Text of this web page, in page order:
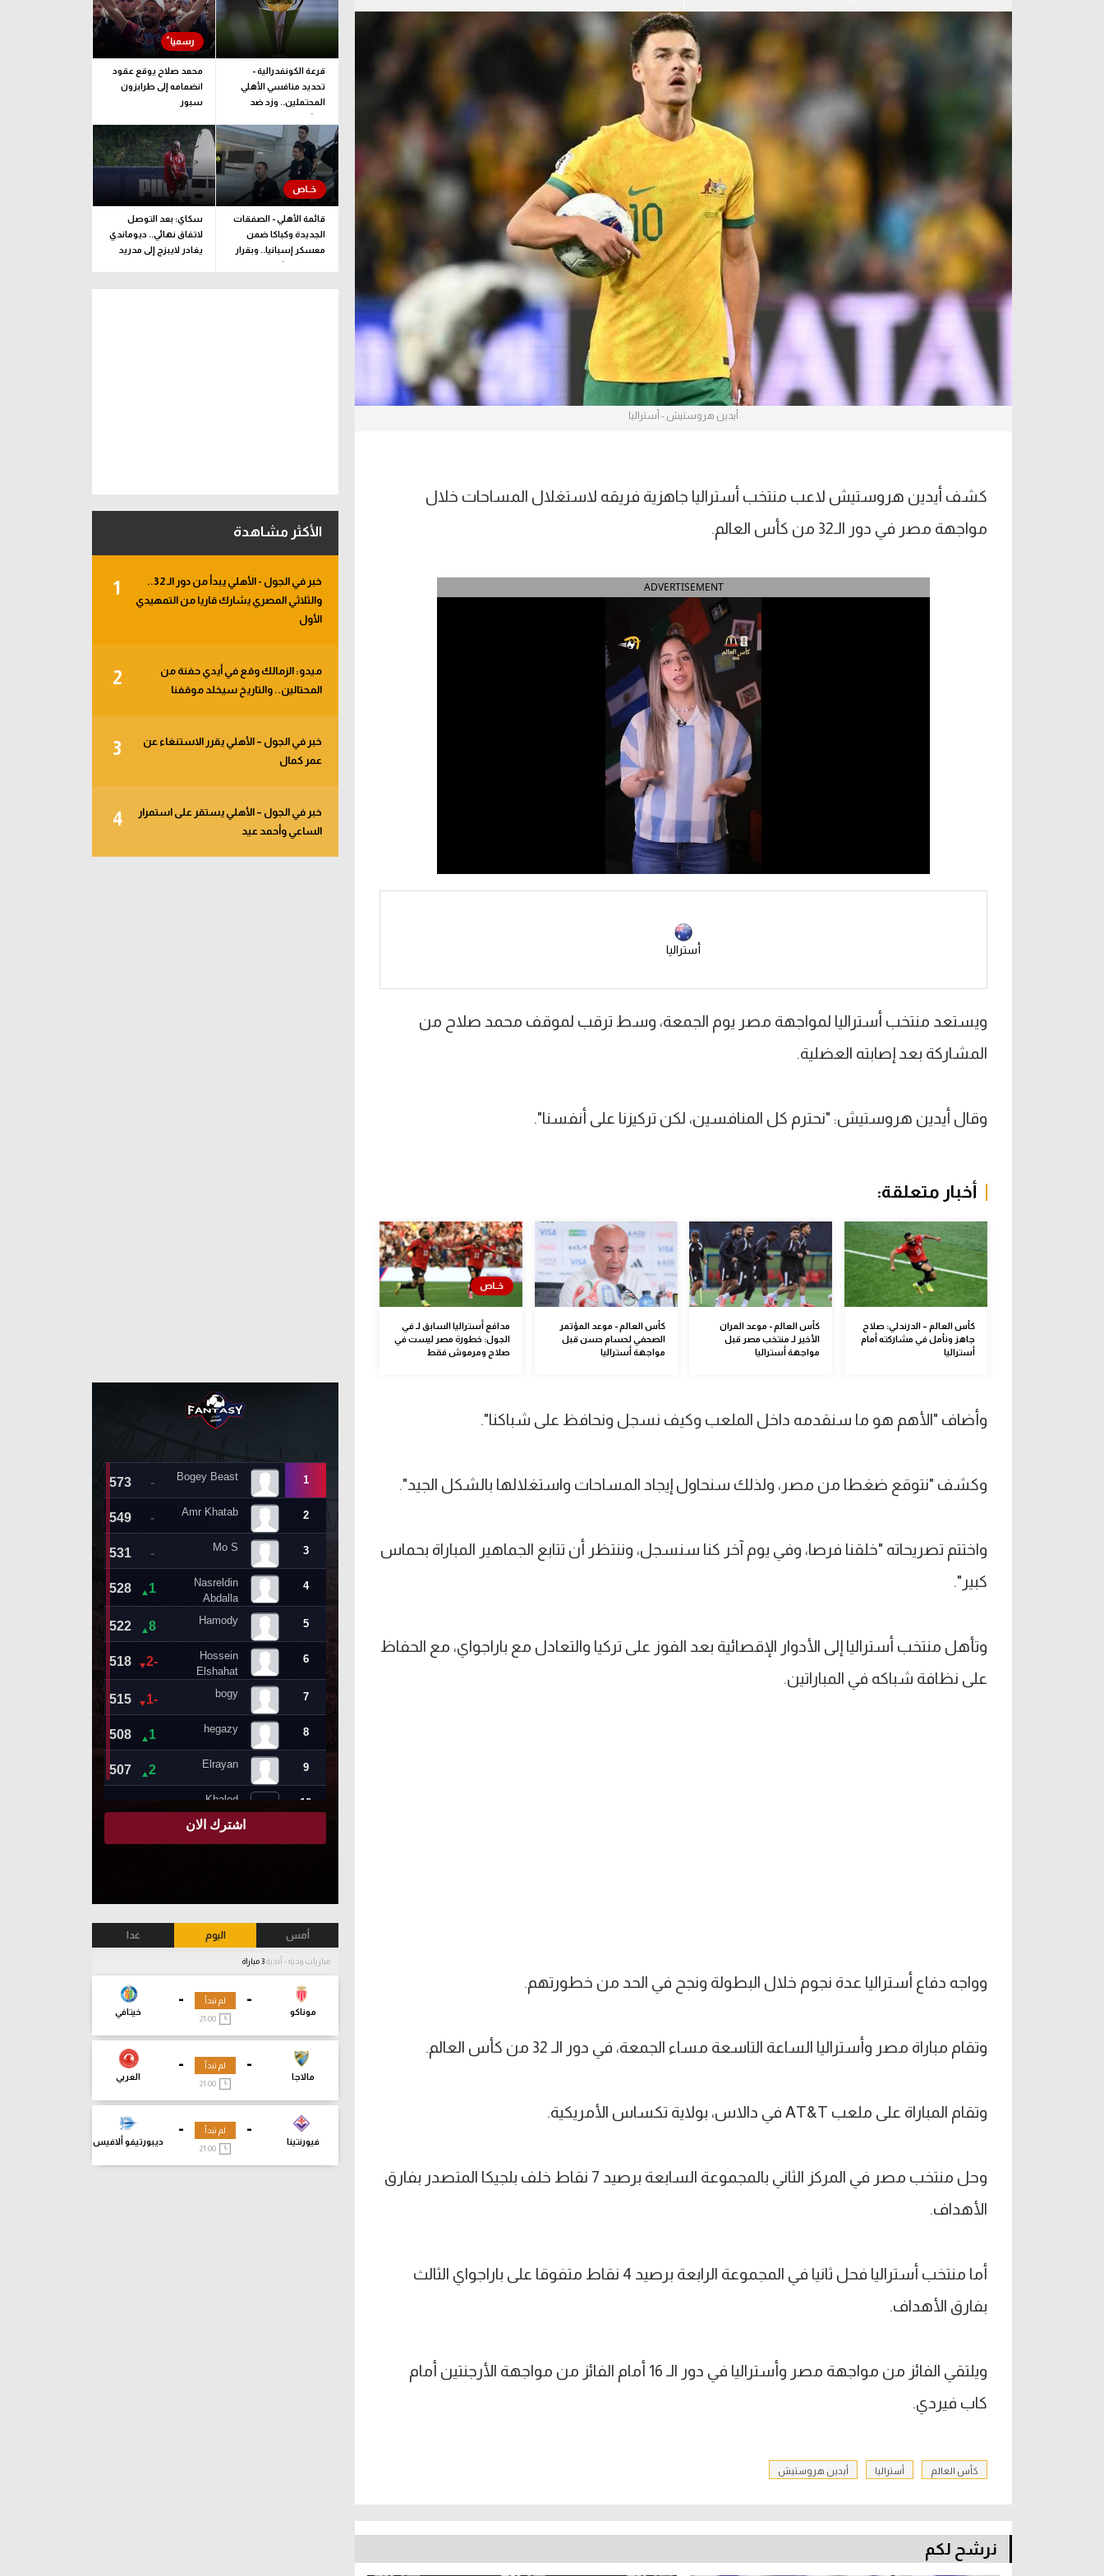
الدوري السعودي للمحترفين
دوري أبطال أوروبا
دوري أبطال إفريقيا
كل البطولات
دوري أبطال أوروبا
رياضات أخرى
آسيا
ركن الألعاب
أيدين هروستيش - أستراليا
كشف أيدين هروستيش لاعب منتخب أستراليا جاهزية فريقه لاستغلال المساحات خلال
مواجهة مصر في دور الـ32 من كأس العالم.
ADVERTISEMENT
أستراليا
ويستعد منتخب أستراليا لمواجهة مصر يوم الجمعة، وسط ترقب لموقف محمد صلاح من
المشاركة بعد إصابته العضلية.
وقال أيدين هروستيش: "نحترم كل المنافسين، لكن تركيزنا على أنفسنا".
أخبار متعلقة:
كأس العالم – الدرندلي: صلاح
جاهز ونأمل في مشاركته أمام
أستراليا
كأس العالم - موعد المران
الأخير لـ منتخب مصر قبل
مواجهة أستراليا
كأس العالم - موعد المؤتمر
الصحفي لحسام حسن قبل
مواجهة أستراليا
مدافع أستراليا السابق لـ في
الجول: خطورة مصر ليست في
صلاح ومرموش فقط
وأضاف "الأهم هو ما سنقدمه داخل الملعب وكيف نسجل ونحافظ على شباكنا".
وكشف "نتوقع ضغطا من مصر، ولذلك سنحاول إيجاد المساحات واستغلالها بالشكل الجيد".
واختتم تصريحاته "خلقنا فرصا، وفي يوم آخر كنا سنسجل، وننتظر أن تتابع الجماهير المباراة بحماس
كبير".
وتأهل منتخب أستراليا إلى الأدوار الإقصائية بعد الفوز على تركيا والتعادل مع باراجواي، مع الحفاظ
على نظافة شباكه في المباراتين.
وواجه دفاع أستراليا عدة نجوم خلال البطولة ونجح في الحد من خطورتهم.
وتقام مباراة مصر وأستراليا الساعة التاسعة مساء الجمعة، في دور الـ 32 من كأس العالم.
وتقام المباراة على ملعب AT&T في دالاس، بولاية تكساس الأمريكية.
وحل منتخب مصر في المركز الثاني بالمجموعة السابعة برصيد 7 نقاط خلف بلجيكا المتصدر بفارق
الأهداف.
أما منتخب أستراليا فحل ثانيا في المجموعة الرابعة برصيد 4 نقاط متفوقا على باراجواي الثالث
بفارق الأهداف.
ويلتقي الفائز من مواجهة مصر وأستراليا في دور الـ 16 أمام الفائز من مواجهة الأرجنتين أمام
كاب فيردي.
كأس العالم أستراليا أيدين هروستيش
نرشح لكم
قرعة الكونفدرالية -
تحديد منافسي الأهلي
المحتملين.. وزد ضد
ممثل جيبوتي
محمد صلاح يوقع عقود
انضمامه إلى طرابزون
سبور
قائمة الأهلي - الصفقات
الجديدة وكباكا ضمن
معسكر إسبانيا.. وبقرار
يلحق بالبعثة
سكاي: بعد التوصل
لاتفاق نهائي.. ديوماندي
يغادر لايبزج إلى مدريد
الأكثر مشاهدة
1
خبر في الجول - الأهلي يبدأ من دور الـ 32..
والثلاثي المصري يشارك قاريا من التمهيدي
الأول
2
ميدو: الزمالك وقع في أيدي حفنة من
المحتالين.. والتاريخ سيخلد موقفنا
3
خبر في الجول – الأهلي يقرر الاستنغاء عن
عمر كمال
4
خبر في الجول – الأهلي يستقر على استمرار
الساعي وأحمد عيد
أمس اليوم غدا
مباريات ودية - أندية
-
موناكو
-
خيتافي
لم تبدأ
-
مالاجا
-
العربي
لم تبدأ
-
فيورنتينا
-
ديبورتيفو ألافيس
لم تبدأ